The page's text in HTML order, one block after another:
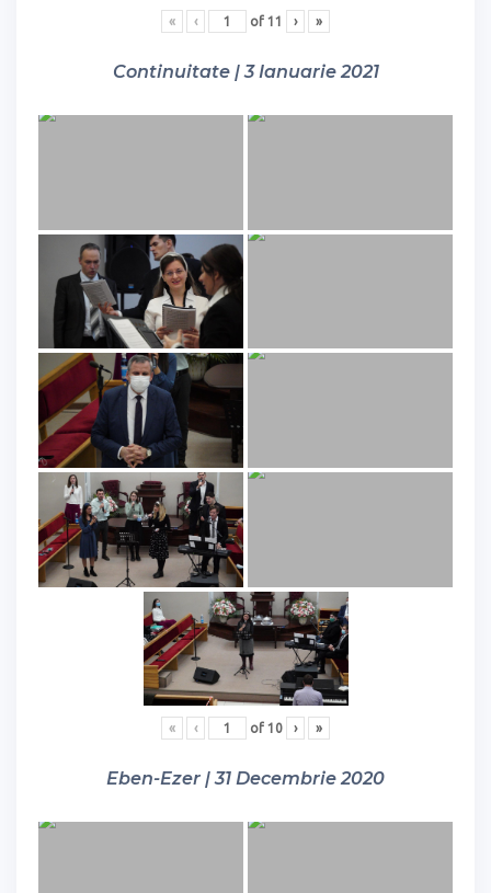
« ‹ of 11 › »
Continuitate | 3 Ianuarie 2021
« ‹ of 10 › »
Eben-Ezer | 31 Decembrie 2020